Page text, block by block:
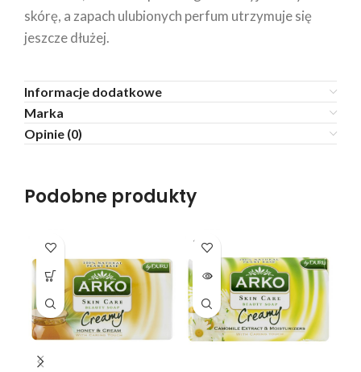
skórę, a zapach ulubionych perfum utrzymuje się
jeszcze dłużej.
Informacje dodatkowe
Marka
Opinie (0)
Podobne produkty
SOLD
OUT